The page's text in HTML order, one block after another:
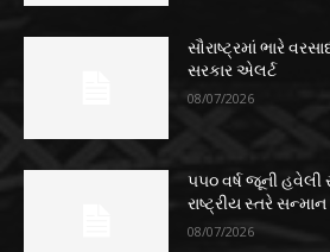
સૌરાષ્ટ્રમાં ભારે
સરકાર એલર્ટ
08/07/2026
૫૫૦ વર્ષ જૂની હવેલી
રાષ્ટ્રીય સ્તરે સન્માન
08/07/2026